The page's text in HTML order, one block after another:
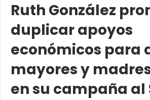
Ruth González
duplicar apoyos
económicos para
mayores y
en su campaña al